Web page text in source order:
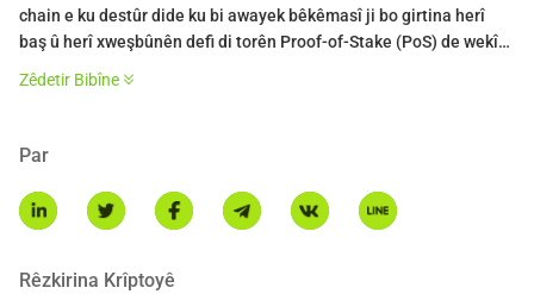
chain e ku destûr dide ku bi awayek bêkêmasî ji bo girtina herî
baş û herî xweşbûnên defi di torên Proof-of-Stake (PoS) de wekî
Etherum, Polygon, BNB û Hedera bi hêsanî ve girêdayî be. Ew ji
xwe yên crypto assets xwe xweşbûnên wergirtin.
SD token çi ye?
pêşkeftina herî zêde ya 120 milyon tokenan di nav 23k+ xwedan
Zêdetir Bibîne
Par
Rêzkirina Krîptoyê